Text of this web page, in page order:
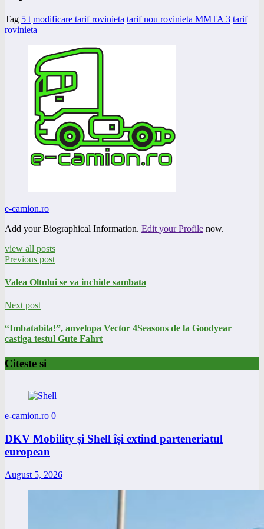
Tag 5 t modificare tarif rovinieta tarif nou rovinieta MMTA 3 tarif
rovinieta
e-camion.ro
Add your Biographical Information. Edit your Profile now.
view all posts
Previous post
Valea Oltului se va inchide sambata
Next post
“Imbatabila!”, anvelopa Vector 4Seasons de la Goodyear
castiga testul Gute Fahrt
Citeste si
e-camion.ro 0
DKV Mobility și Shell își extind parteneriatul
european
August 5, 2026